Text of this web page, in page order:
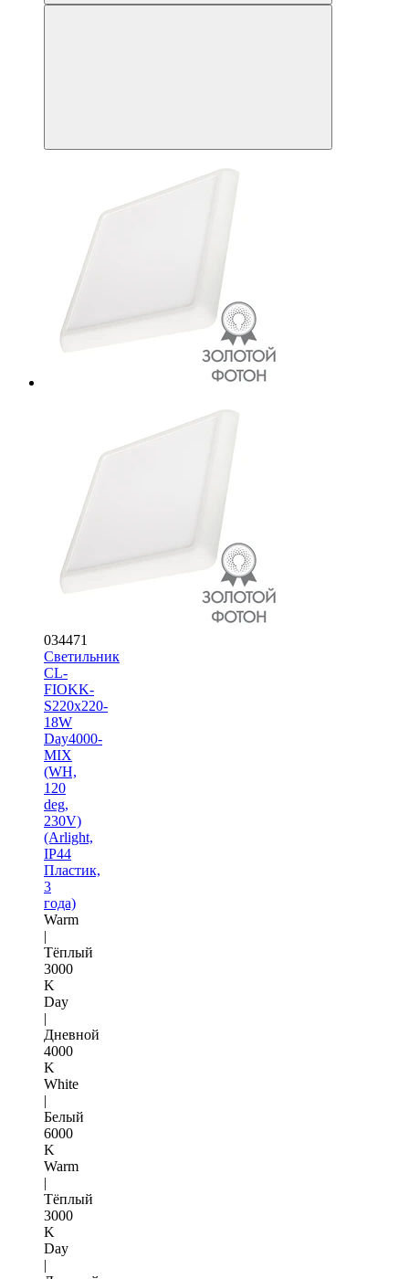
034471
Светильник
CL-
FIOKK-
S220x220-
18W
Day4000-
MIX
(WH,
120
deg,
230V)
(Arlight,
IP44
Пластик,
3
года)
Warm
|
Тёплый
3000
K
Day
|
Дневной
4000
K
White
|
Белый
6000
K
Warm
|
Тёплый
3000
K
Day
|